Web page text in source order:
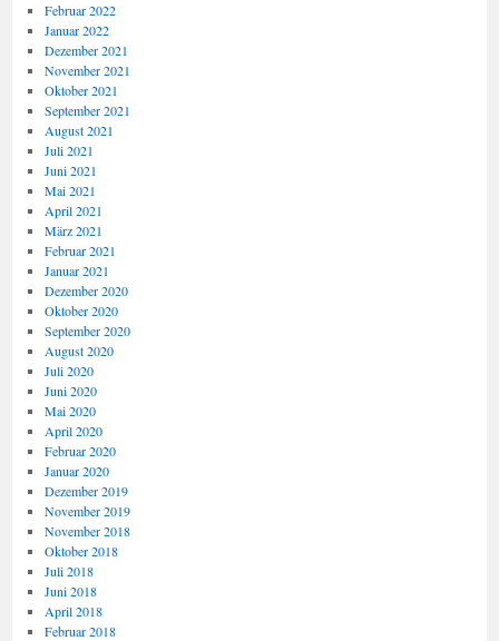
Februar 2022
Januar 2022
Dezember 2021
November 2021
Oktober 2021
September 2021
August 2021
Juli 2021
Juni 2021
Mai 2021
April 2021
März 2021
Februar 2021
Januar 2021
Dezember 2020
Oktober 2020
September 2020
August 2020
Juli 2020
Juni 2020
Mai 2020
April 2020
Februar 2020
Januar 2020
Dezember 2019
November 2019
November 2018
Oktober 2018
Juli 2018
Juni 2018
April 2018
Februar 2018